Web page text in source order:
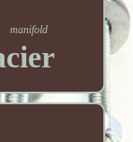
manifold